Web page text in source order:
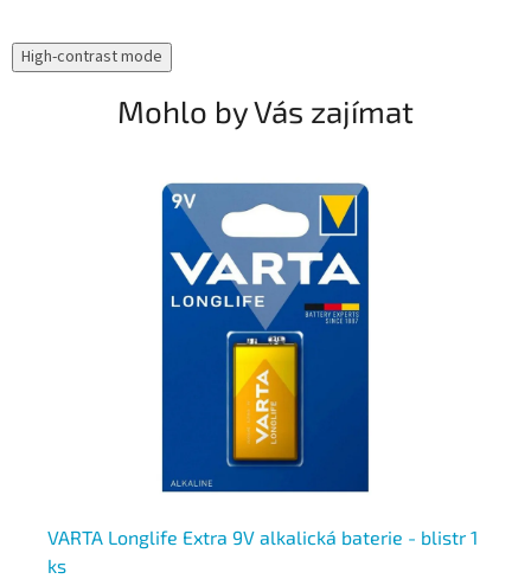
High-contrast mode
Mohlo by Vás zajímat
VARTA Longlife Extra 9V alkalická baterie - blistr 1
ks